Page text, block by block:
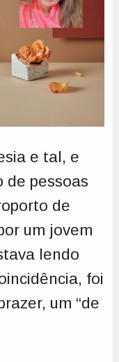
e tal, e
de pessoas
de
um jovem
lendo
foi
um “de